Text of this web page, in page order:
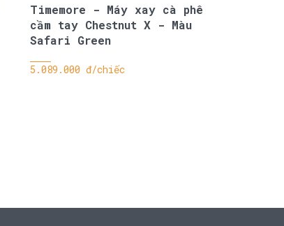
Timemore - Máy xay cà phê
cầm tay Chestnut X - Màu
Safari Green
5.089.000 đ/chiếc